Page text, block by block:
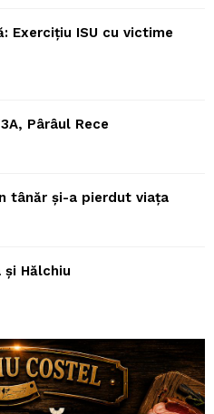
Exercițiu ISU cu victime
Pârâul Rece
tânăr și-a pierdut viața
Hălchiu